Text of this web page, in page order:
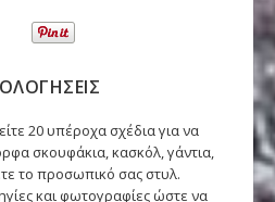
20 υπέροχα σχέδια για να
σκουφάκια, κασκόλ, γάντια,
το προσωπικό σας στυλ.
και φωτογραφίες ώστε να